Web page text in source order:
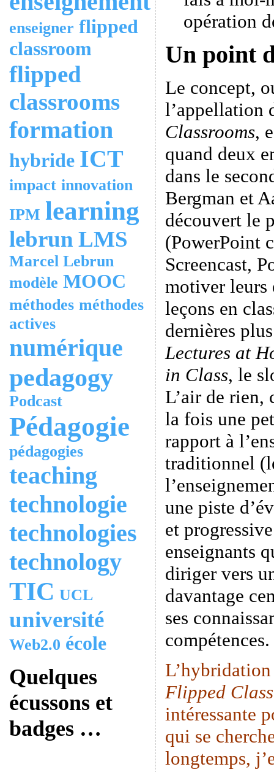
enseigner flipped
classroom
flipped
classrooms
formation
hybride ICT
impact innovation
IPM learning
lebrun LMS
Marcel Lebrun
modèle MOOC
méthodes méthodes
actives
numérique
pedagogy
Podcast
Pédagogie
pédagogies
teaching
technologie
technologies
technology
TIC UCL
université
Web2.0 école
Quelques
écussons et
badges …
opération
Un point
Le concept,
l’appellation
Classrooms,
quand deux
dans le
Bergman et
découvert le
(PowerPoint
Screencast,
motiver leurs
leçons en
dernières
Lectures at
in Class, le
L’air de rien,
la fois une
rapport à
traditionnel
une piste
et
enseignants
diriger vers
davantage
ses
compétences.
Flipped
intéressante
qui se
longtemps,